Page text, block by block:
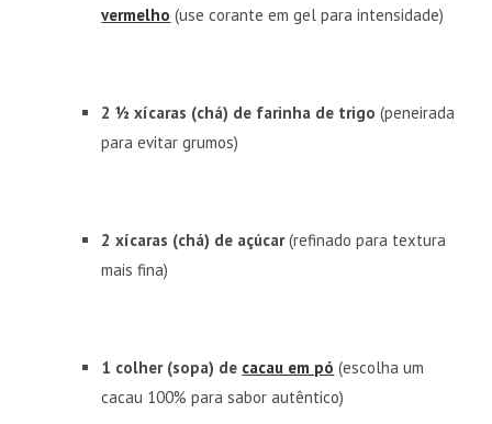
vermelho (use corante em gel para intensidade)
2 ½ xícaras (chá) de farinha de trigo (peneirada
para evitar grumos)
2 xícaras (chá) de açúcar(refinado para textura
mais fina)
1 colher (sopa) de cacau em pó (escolha um
cacau 100% para sabor autêntico)